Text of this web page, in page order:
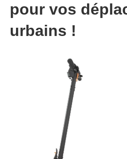
pour vos
urbains !